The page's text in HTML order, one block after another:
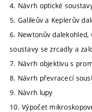
4. Návrh optické
5. Galileův a Keplerův
6. Newtonův dalekohled,
soustavy se zrcadly a
7. Návrh objektivu s
8. Návrh převracecí
9. Návrh lupy
10. Výpočet